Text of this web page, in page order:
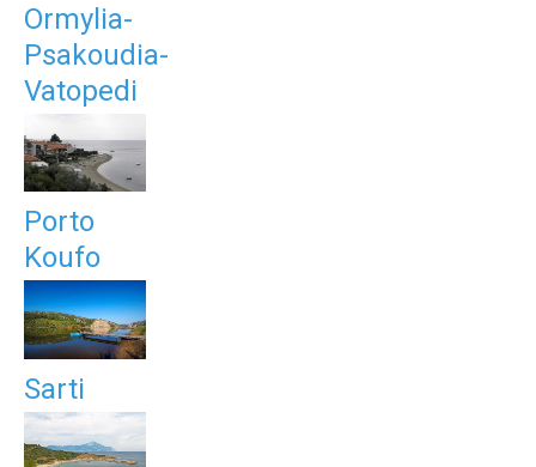
Ormylia-
Psakoudia-
Vatopedi
Porto
Koufo
Sarti